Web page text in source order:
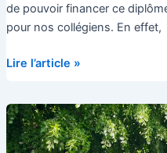
de pouvoir financer ce
pour nos collégiens. En effet,
Remise
PSC1
Lire l’article »